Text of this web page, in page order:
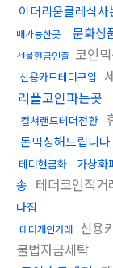
이더리움클레식사
매가능한곳
문화상
선물현금인출 코인
신용카드테더구입
리플코인파는곳
컬쳐랜드테더전환
돈믹싱해드립니다
테더현금화 가상화
송 테더코인직거
다집
테더개인거래 신용
불법자금세탁